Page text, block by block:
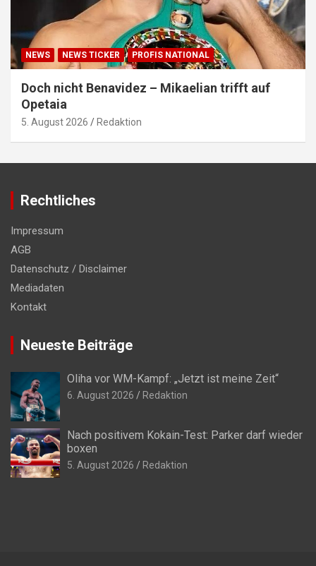
NEWS NEWS TICKER PROFIS NATIONAL
Doch nicht Benavidez – Mikaelian trifft auf
Opetaia
5. August 2026 Redaktion
Rechtliches
Impressum
AGB
Datenschutz / Disclaimer
Mediadaten
Kontakt
Neueste Beiträge
Oliha vor WM-Kampf: „Jetzt ist meine Zeit“
6. August 2026 Redaktion
Nach positivem Kokain-Test: Parker darf wieder
boxen
5. August 2026 Redaktion